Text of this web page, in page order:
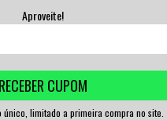
Aproveite!
RECEBER CUPOM
único, limitado a primeira compra no site.
R$56,67 sem juros